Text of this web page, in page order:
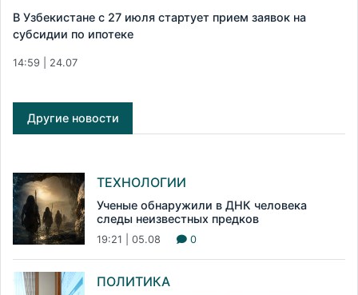
В Узбекистане с 27 июля стартует прием заявок на
субсидии по ипотеке
14:59 | 24.07
Другие новости
ТЕХНОЛОГИИ
Ученые обнаружили в ДНК человека
следы неизвестных предков
19:21 | 05.08 0
ПОЛИТИКА